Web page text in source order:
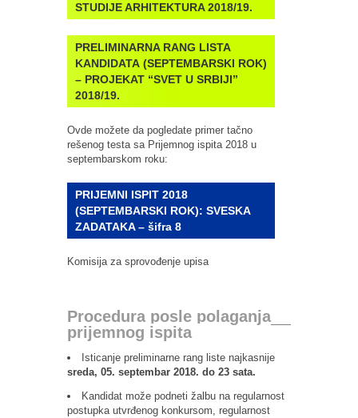
STUDIJE ARHITEKTURA 2018/19.
PRELIMINARNA RANG LISTA
KANDIDATA (SEPTEMBARSKI ROK)
– PROJEKAT “SVET U SRBIJI”
2018/19.
Ovde možete da pogledate primer tačno
rešenog testa sa Prijemnog ispita 2018 u
septembarskom roku:
PRIJEMNI ISPIT 2018
(SEPTEMBARSKI ROK): SVESKA
ZADATAKA – šifra 8
Komisija za sprovođenje upisa
Procedura posle polaganja
prijemnog ispita
Isticanje preliminarne rang liste najkasnije
sreda, 05. septembar 2018. do 23 sata.
Kandidat može podneti žalbu na regularnost
postupka utvrđenog konkursom, regularnost